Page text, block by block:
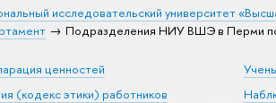
исследовательский университет
Подразделения НИУ ВШЭ в Перми
ценностей
(кодекс этики) работников